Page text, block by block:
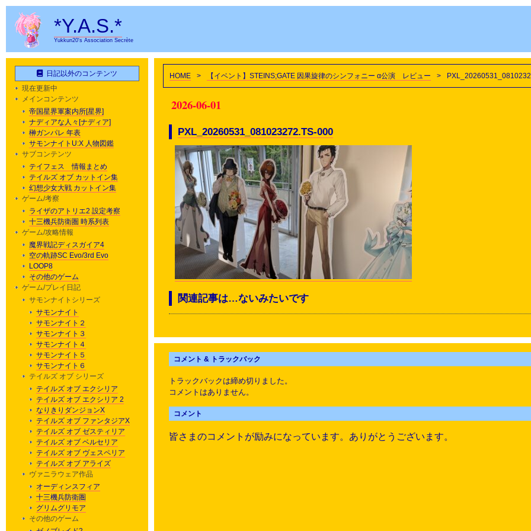
*Y.A.S.*
Yukkun20's Association Secrète
HOME > 【イベント】STEINS;GATE 因果旋律のシンフォニー α公演 レビュー >
2026-06-01
PXL_20260531_081023272.TS-000
関連記事は…ないみたいです
コメント & トラックバック
トラックバックは締め切りました。
コメントはありません。
コメント
皆さまのコメントが励みになっています。ありがとうございます。
日記以外のコンテンツ
現在更新中
メインコンテンツ
帝国星界軍案内所[星界]
ナディアな人々[ナディア]
榊ガンパレ 年表
サモンナイトU:X 人物図鑑
サブコンテンツ
テイフェス 情報まとめ
テイルズ オブ カットイン集
幻想少女大戦 カットイン集
ゲーム/考察
ライザのアトリエ2 設定考察
十三機兵防衛圏 時系列表
ゲーム/攻略情報
魔界戦記ディスガイア4
空の軌跡SC Evo/3rd Evo
LOOP8
その他のゲーム
ゲーム/プレイ日記
サモンナイトシリーズ
サモンナイト
サモンナイト２
サモンナイト３
サモンナイト４
サモンナイト５
サモンナイト６
テイルズ オブ シリーズ
テイルズ オブ エクシリア
テイルズ オブ エクシリア 2
なりきりダンジョンX
テイルズ オブ ファンタジアX
テイルズ オブ ゼスティリア
テイルズ オブ ベルセリア
テイルズ オブ ヴェスペリア
テイルズ オブ アライズ
ヴァニラウェア作品
オーディンスフィア
十三機兵防衛圏
グリムグリモア
その他のゲーム